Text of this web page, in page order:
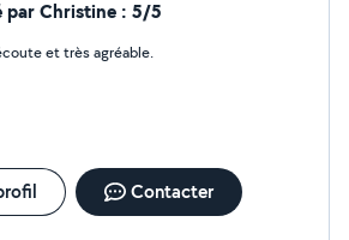
par Christine : 5/5
et très agréable.
Contacter